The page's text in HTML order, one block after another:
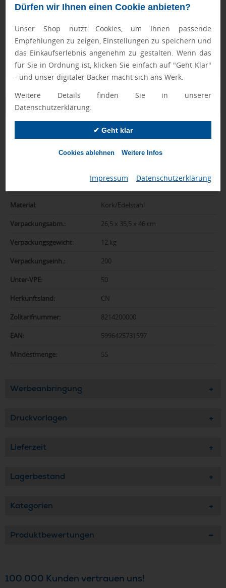
Dürfen wir Ihnen einen Cookie anbieten?
Unser Shop nutzt Cookies, um Ihnen passende
Empfehlungen zu zeigen, Einstellungen zu speichern und
das Einkaufserlebnis angenehm zu gestalten. Wenn das
für Sie in Ordnung ist, klicken Sie einfach auf "Geht Klar"
- und unser digitaler Bäcker macht sich ans Werk.
Weitere Details finden Sie in unserer
Datenschutzerklärung.
✔ Geht klar
Cookies ablehnen Weitere Infos
Impressum Datenschutzerklärung
schaffen es in den Shop.Mehr erfahren
Ewa Engel,
Qualitätssicherung
Zusatzinformation
2028-AP722131
Material: Kork/Edelstahl
Verpackungsabm.: 26,5 x 35,5 x 46 cm
Verpackungsgewicht: 12 kg
Verpackungseinh.: 200
Unter-VPE: 50
Herkunftsland: CN
Zolltarifnummer: 8214200000
EAN: 5996425731597
Mindestmenge: 55
Werbeanbringung
Druckvorlagen
Lieferzeit
Lagerbestand
Kategorien
Produktbewertungen
100.000 Kunden vertrauen uns!